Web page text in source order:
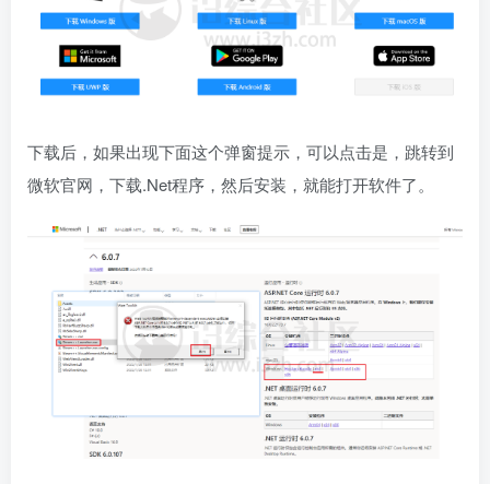
下载后，如果出现下面这个弹窗提示，可以点击是，跳转到
微软官网，下载.Net程序，然后安装，就能打开软件了。